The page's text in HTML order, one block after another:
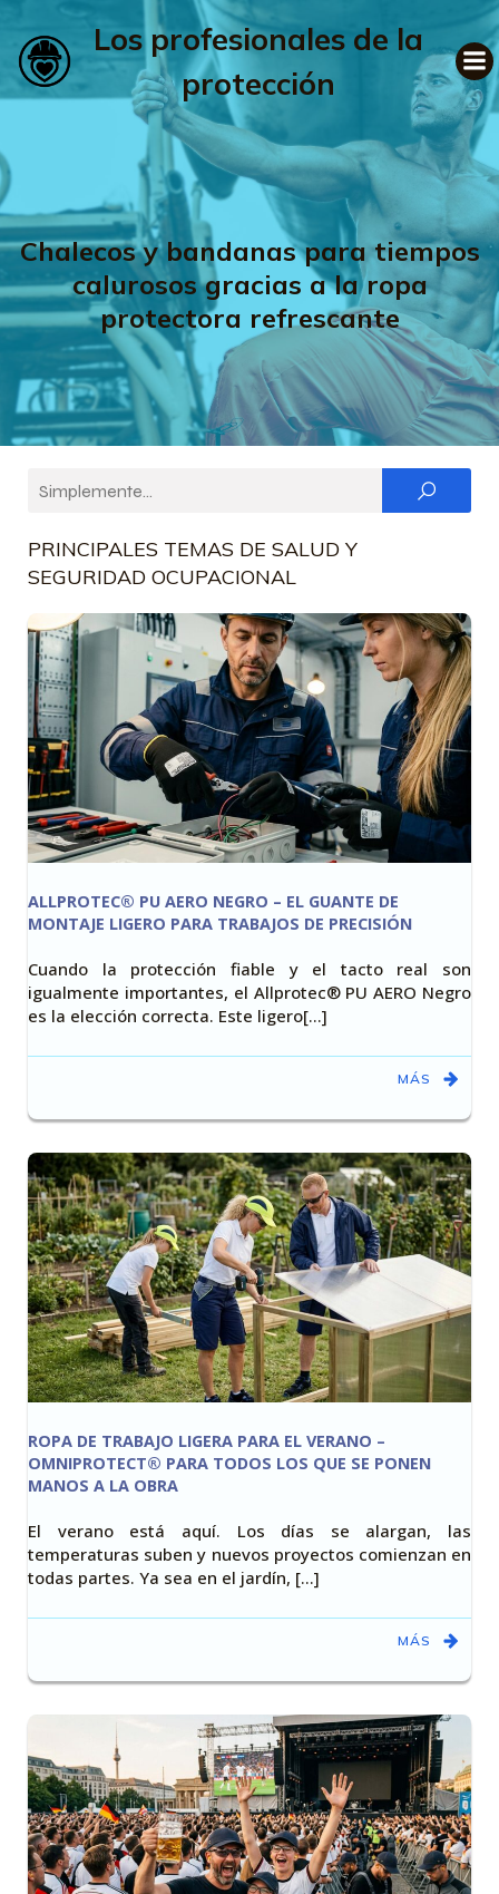
Los profesionales de la
protección
Chalecos y bandanas para tiempos
calurosos gracias a la ropa
protectora refrescante
PRINCIPALES TEMAS DE SALUD Y
SEGURIDAD OCUPACIONAL
ALLPROTEC® PU AERO NEGRO – EL GUANTE DE
MONTAJE LIGERO PARA TRABAJOS DE PRECISIÓN
Cuando la protección fiable y el tacto real son
igualmente importantes, el Allprotec® PU AERO Negro
es la elección correcta. Este ligero[…]
MÁS
ROPA DE TRABAJO LIGERA PARA EL VERANO –
OMNIPROTECT® PARA TODOS LOS QUE SE PONEN
MANOS A LA OBRA
El verano está aquí. Los días se alargan, las
temperaturas suben y nuevos proyectos comienzan en
todas partes. Ya sea en el jardín, [...]
MÁS